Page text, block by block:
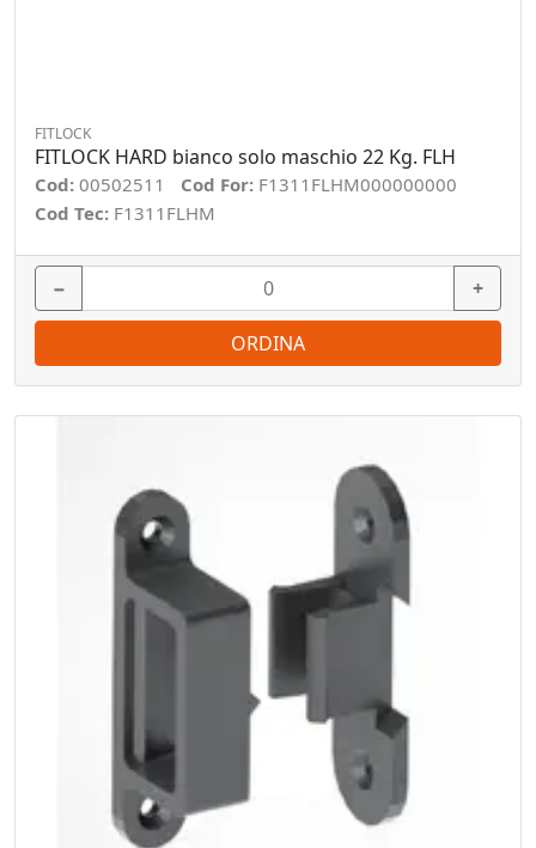
FITLOCK
FITLOCK HARD bianco solo maschio 22 Kg. FLH
Cod: 00502511 Cod For: F1311FLHM000000000
Cod Tec: F1311FLHM
− +
ORDINA